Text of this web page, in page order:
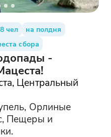
чел
на полдня
сбора
-
Центральный
Орлиные
Пещеры и